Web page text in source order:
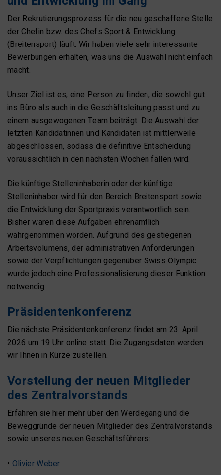
Der Rekrutierungsprozess für die neu geschaffene Stelle
der Chefin bzw. des Chefs Sport & Entwicklung
(Breitensport) läuft. Wir haben viele sehr interessante
Bewerbungen erhalten, was uns die Auswahl nicht einfach
macht.
Unser Ziel ist es, eine Person zu finden, die sowohl gut
ins Büro als auch in die Geschäftsleitung passt und zu
einem ausgewogenen Team beiträgt. Die Auswahl der
letzten Kandidatinnen und Kandidaten ist mittlerweile
abgeschlossen, sodass die definitive Entscheidung
voraussichtlich in den nächsten Wochen fallen wird.
Die künftige Stelleninhaberin oder der künftige
Stelleninhaber wird für den Bereich Breitensport sowie
die Entwicklung der Sportpraxis verantwortlich sein.
Bisher waren diese Aufgaben ehrenamtlich
wahrgenommen worden. Aufgrund des gestiegenen
Arbeitsvolumens, der administrativen Anforderungen
sowie der Verpflichtungen gegenüber Swiss Olympic
wurde jedoch eine Professionalisierung dieser Funktion
notwendig.
Präsidentenkonferenz
Die nächste Präsidentenkonferenz findet am 23. April
2026 um 19 Uhr online statt. Die Zugangsdaten werden
wir Ihnen in Kürze zustellen.
Vorstellung der neuen Mitglieder
des Zentralvorstands
Erfahren sie hier mehr über den Werdegang und die
Beweggründe der neuen Mitglieder des Zentralvorstands
sowie unseres neuen Geschäftsführers:
•Olivier Weber